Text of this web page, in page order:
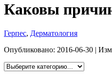
Каковы
Герпес, Дерматология
Опубликовано: 2016-06-30 |